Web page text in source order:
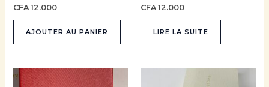
CFA12.000
AJOUTER AU PANIER
CFA12.000
LIRE LA SUITE